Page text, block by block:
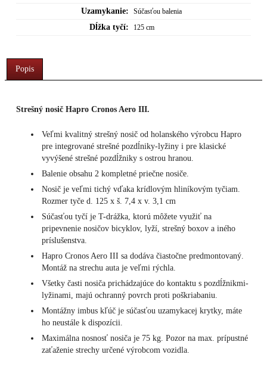
Uzamykanie: Súčasťou balenia
Dĺžka tyčí: 125 cm
Popis
Strešný nosič Hapro Cronos Aero III.
Veľmi kvalitný strešný nosič od holanského výrobcu Hapro
pre integrované strešné pozdĺniky-lyžiny i pre klasické
vyvýšené strešné pozdĺžniky s ostrou hranou.
Balenie obsahu 2 kompletné priečne nosiče.
Nosič je veľmi tichý vďaka krídlovým hliníkovým tyčiam.
Rozmer tyče d. 125 x š. 7,4 x v. 3,1 cm
Súčasťou tyčí je T-drážka, ktorú môžete využiť na
pripevnenie nosičov bicyklov, lyží, strešný boxov a iného
príslušenstva.
Hapro Cronos Aero III sa dodáva čiastočne predmontovaný.
Montáž na strechu auta je veľmi rýchla.
Všetky časti nosiča prichádzajúce do kontaktu s pozdĺžnikmi-
lyžinami, majú ochranný povrch proti poškriabaniu.
Montážny imbus kľúč je súčasťou uzamykacej krytky, máte
ho neustále k dispozícii.
Maximálna nosnosť nosiča je 75 kg. Pozor na max. prípustné
zaťaženie strechy určené výrobcom vozidla.